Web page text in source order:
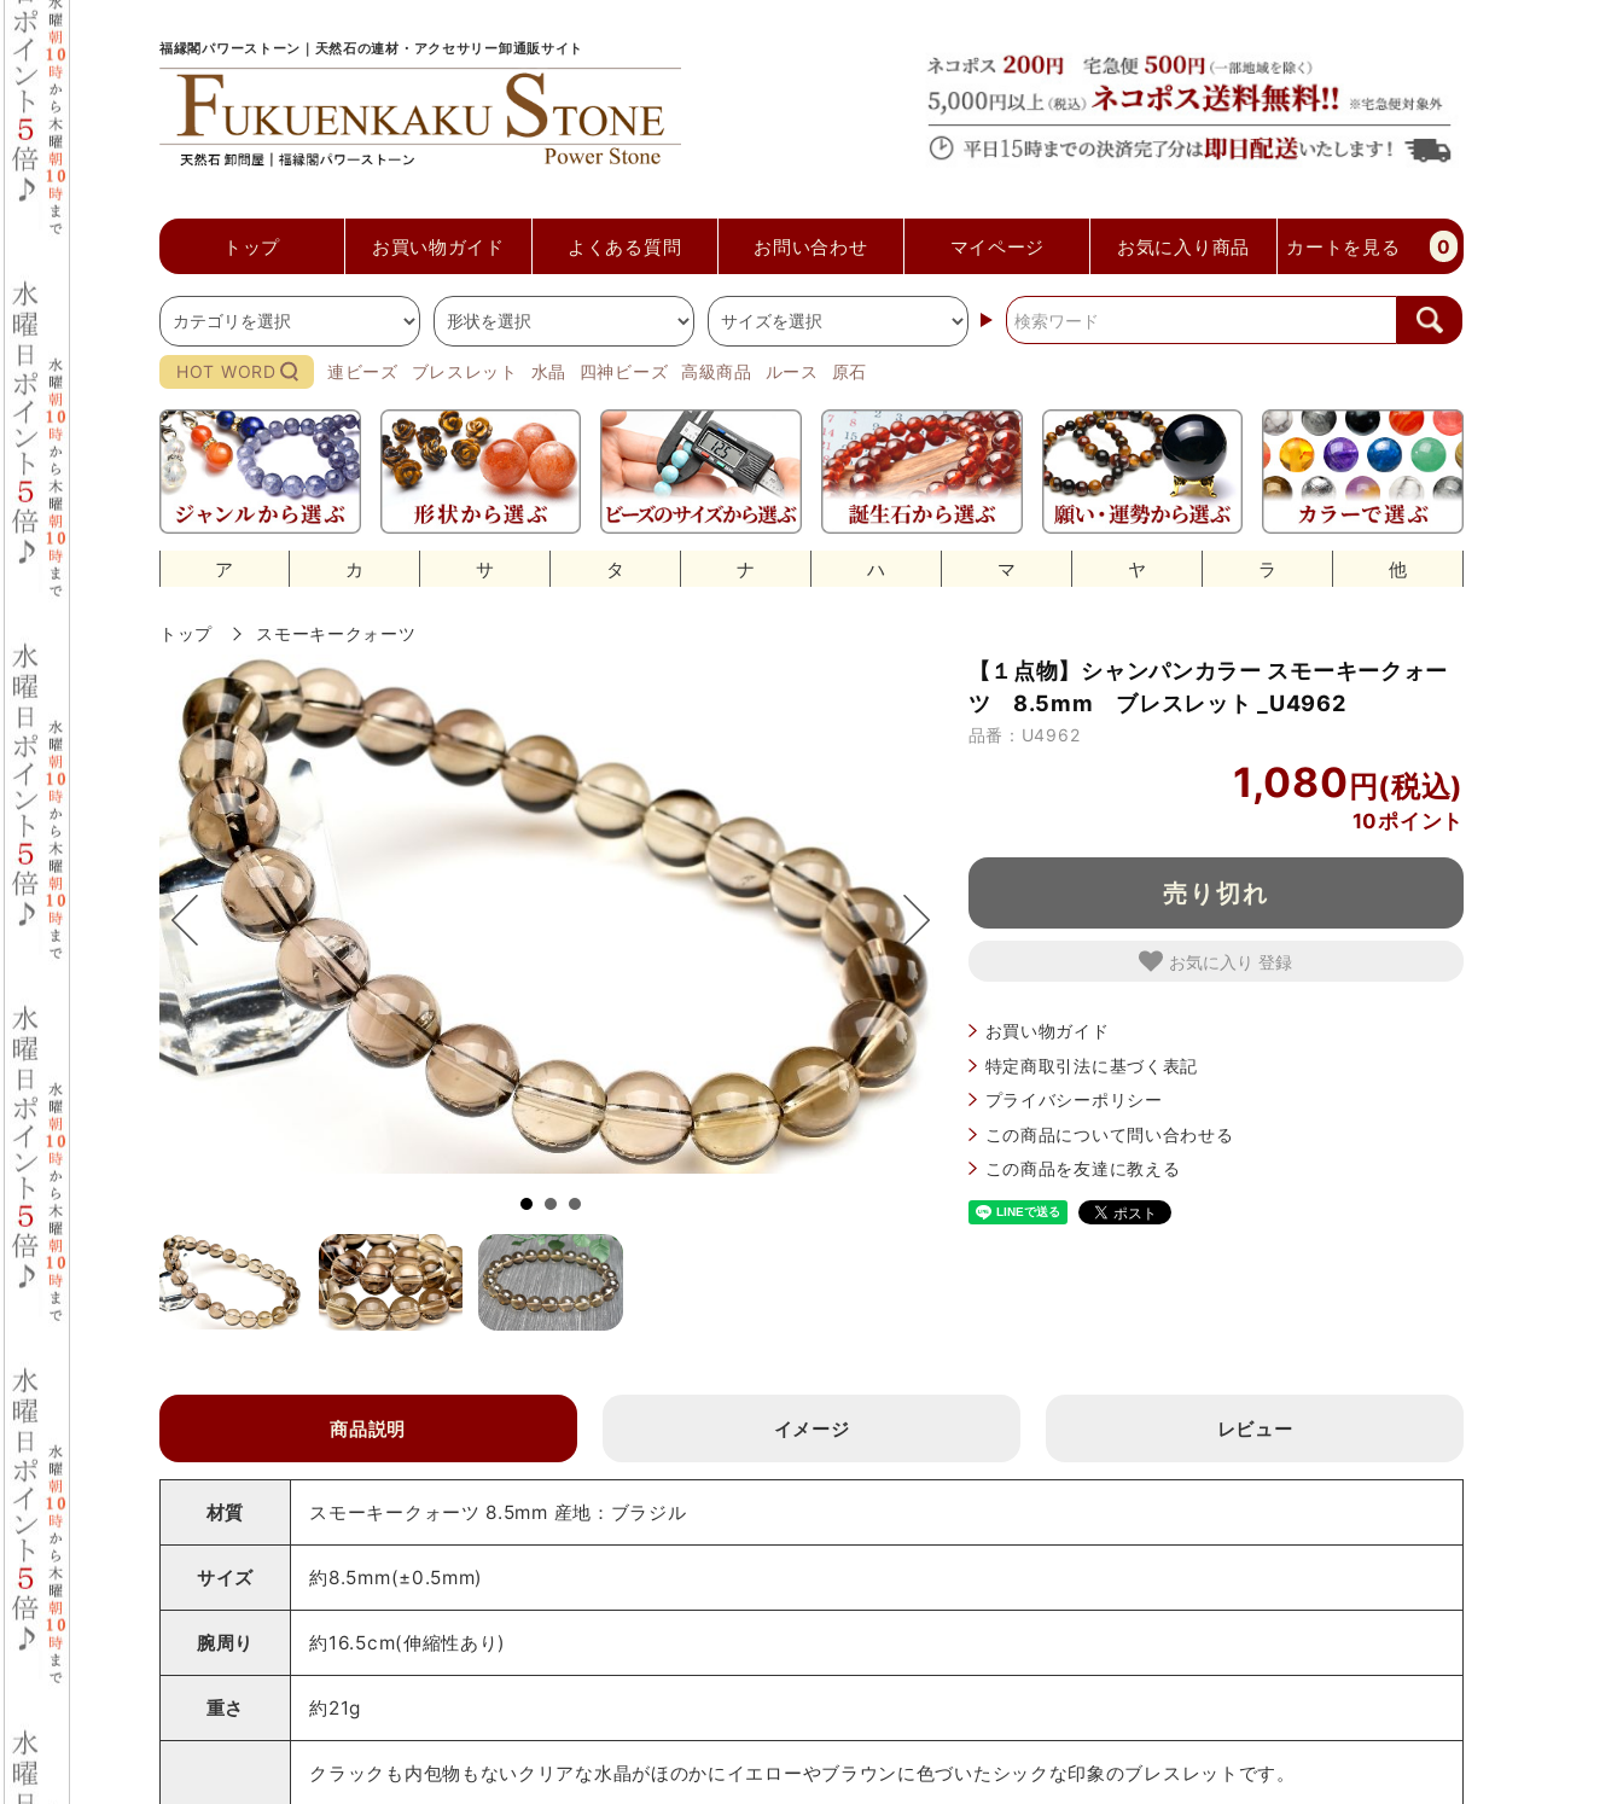
福縁閣パワーストーン｜天然石の連材・アクセサリー卸通販サイト
トップ お買い物ガイド よくある質問 お問い合わせ マイページ お気に入り商品 カートを見る 0
HOT WORD 連ビーズ ブレスレット 水晶 四神ビーズ 高級商品 ルース 原石
ア カ サ タ ナ ハ マ ヤ ラ 他
トップ スモーキークォーツ
【１点物】シャンパンカラー スモーキークォー
ツ 8.5mm ブレスレット _U4962
品番：U4962
1,080
10ポイント
売り切れ
お気に入り
お買い物ガイド
特定商取引法に基づく表記
プライバシーポリシー
この商品について問い合わせる
この商品を友達に教える
商品説明 イメージ レビュー
材質 スモーキークォーツ 8.5mm 産地：ブラジル
サイズ 約8.5mm(±0.5mm)
腕周り 約16.5cm(伸縮性あり)
重さ 約21g
クラックも内包物もないクリアな水晶がほのかにイエローやブラウンに色づいたシックな印象のブレスレットです。